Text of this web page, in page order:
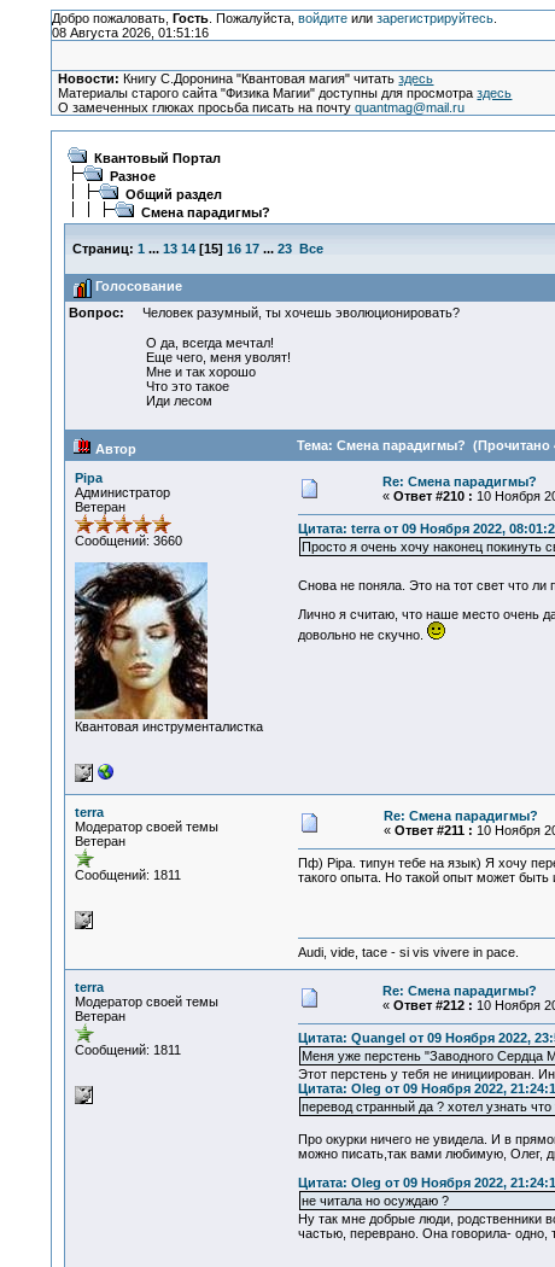
Добро пожаловать, Гость. Пожалуйста, войдитеили зарегистрируйтесь.
08 Августа 2026, 01:51:16
Новости: Книгу С.Доронина "Квантовая магия" читатьздесь
Материалы старого сайта "Физика Магии" доступны для просмотраздесь
О замеченных глюках просьба писать на почтуquantmag@mail.ru
Квантовый Портал
Разное
Общий раздел
Смена парадигмы?
Страниц: 1 ... 13 14[15] 16 17 ... 23 Все
Голосование
Вопрос:
Человек разумный, ты хочешь эволюционировать?
О да, всегда мечтал!
Еще чего, меня уволят!
Мне и так хорошо
Что это такое
Иди лесом
Автор Тема: Смена парадигмы? (Прочитано
Pipa
Администратор
Ветеран
Сообщений: 3660
Квантовая инструменталистка
Re: Смена парадигмы?
« Ответ #210 : 10 Ноября
Цитата: terra от 09 Ноября 2022,
Просто я очень хочу наконец
Снова не поняла. Это на тот свет что ли
Лично я считаю, что наше место очень
довольно не скучно.
terra
Модератор своей темы
Ветеран
Сообщений: 1811
Re: Смена парадигмы?
« Ответ #211 : 10 Ноября
Пф) Pipa. типун тебе на язык) Я хочу
такого опыта. Но такой опыт может
Audi, vide, tace - si vis vivere in pace.
terra
Модератор своей темы
Ветеран
Сообщений: 1811
Re: Смена парадигмы?
« Ответ #212 : 10 Ноября
Цитата: Quangel от 09 Ноября 2022,
Меня уже перстень "Заводного Сердца
Этот перстень у тебя не инициирован.
Цитата: Oleg от 09 Ноября 2022,
перевод странный да ? хотел узнать
Про окурки ничего не увидела. И в
можно писать,так вами любимую, Олег,
Цитата: Oleg от 09 Ноября 2022,
не читала но осуждаю ?
Ну так мне добрые люди, родственники
частью, переврано. Она говорила- одно,